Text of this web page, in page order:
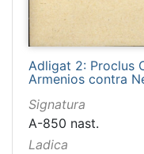
Adligat 2: Proclus
Armenios contra
Signatura
A-850 nast.
Ladica